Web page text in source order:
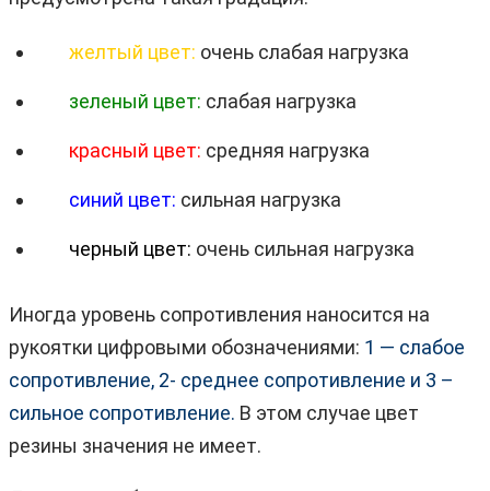
желтый цвет: очень слабая нагрузка
зеленый цвет: слабая нагрузка
красный цвет: средняя нагрузка
синий цвет: сильная нагрузка
черный цвет: очень сильная нагрузка
Иногда уровень сопротивления наносится на
рукоятки цифровыми обозначениями: 1 — слабое
сопротивление, 2- среднее сопротивление и 3 –
сильное сопротивление. В этом случае цвет
резины значения не имеет.